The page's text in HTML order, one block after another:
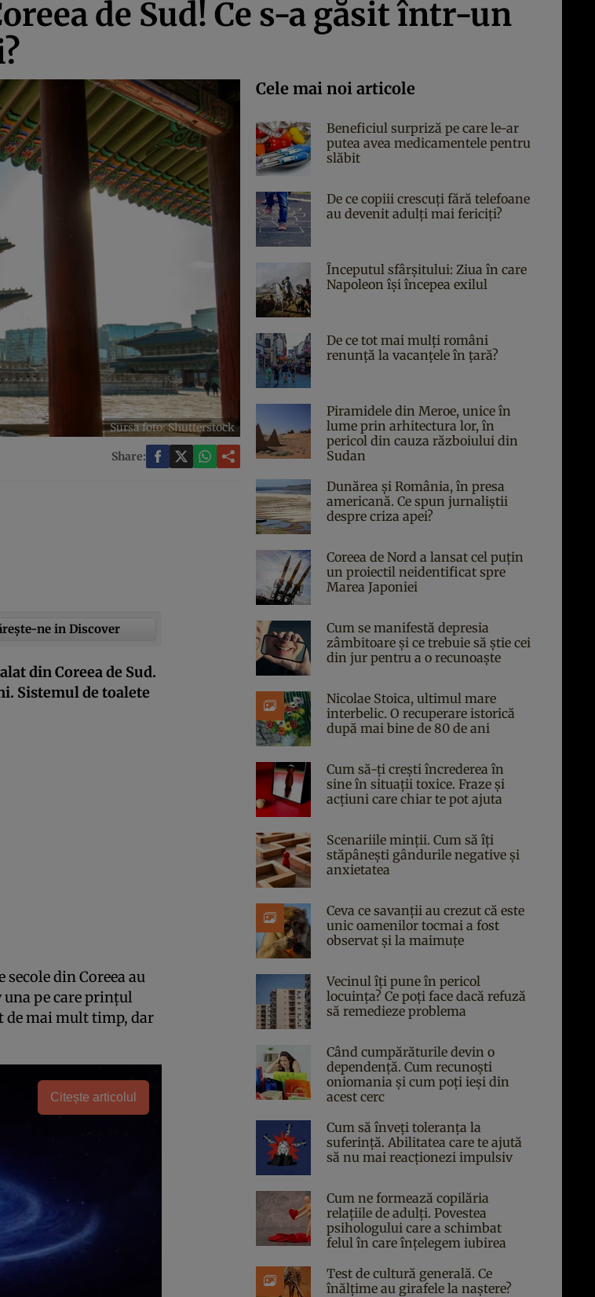
de Sud! Ce s-a găsit într-un
Sursa foto: Shutterstock
Share:
ne in Discover
din Coreea de Sud.
Sistemul de toalete
din Coreea au
una pe care prințul
de mai mult timp, dar
Citește articolul
Cele mai noi articole
Beneficiul surpriză pe care le-ar
putea avea medicamentele pentru
slăbit
De ce copiii crescuți fără telefoane
au devenit adulți mai fericiți?
Începutul sfârşitului: Ziua în care
Napoleon îşi începea exilul
De ce tot mai mulți români
renunță la vacanțele în țară?
Piramidele din Meroe, unice în
lume prin arhitectura lor, în
pericol din cauza războiului din
Sudan
Dunărea și România, în presa
americană. Ce spun jurnaliștii
despre criza apei?
Coreea de Nord a lansat cel puțin
un proiectil neidentificat spre
Marea Japoniei
Cum se manifestă depresia
zâmbitoare și ce trebuie să știe cei
din jur pentru a o recunoaște
Nicolae Stoica, ultimul mare
interbelic. O recuperare istorică
după mai bine de 80 de ani
Cum să-ți crești încrederea în
sine în situații toxice. Fraze și
acțiuni care chiar te pot ajuta
Scenariile minții. Cum să îți
stăpânești gândurile negative și
anxietatea
Ceva ce savanții au crezut că este
unic oamenilor tocmai a fost
observat și la maimuțe
Vecinul îți pune în pericol
locuința? Ce poți face dacă refuză
să remedieze problema
Când cumpărăturile devin o
dependență. Cum recunoști
oniomania și cum poți ieși din
acest cerc
Cum să înveți toleranța la
suferință. Abilitatea care te ajută
să nu mai reacționezi impulsiv
Cum ne formează copilăria
relațiile de adulți. Povestea
psihologului care a schimbat
felul în care înțelegem iubirea
Test de cultură generală. Ce
înălțime au girafele la naștere?